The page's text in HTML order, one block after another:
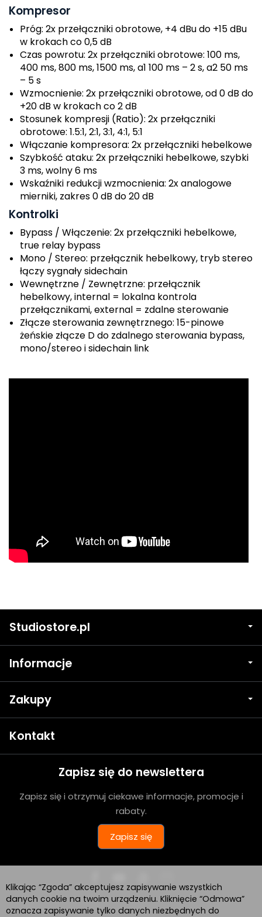
Kompresor
Próg: 2x przełączniki obrotowe, +4 dBu do +15 dBu
w krokach co 0,5 dB
Czas powrotu: 2x przełączniki obrotowe: 100 ms,
400 ms, 800 ms, 1500 ms, a1 100 ms – 2 s, a2 50 ms
– 5 s
Wzmocnienie: 2x przełączniki obrotowe, od 0 dB do
+20 dB w krokach co 2 dB
Stosunek kompresji (Ratio): 2x przełączniki
obrotowe: 1.5:1, 2:1, 3:1, 4:1, 5:1
Włączanie kompresora: 2x przełączniki hebelkowe
Szybkość ataku: 2x przełączniki hebelkowe, szybki
3 ms, wolny 6 ms
Wskaźniki redukcji wzmocnienia: 2x analogowe
mierniki, zakres 0 dB do 20 dB
Kontrolki
Bypass / Włączenie: 2x przełączniki hebelkowe,
true relay bypass
Mono / Stereo: przełącznik hebelkowy, tryb stereo
łączy sygnały sidechain
Wewnętrzne / Zewnętrzne: przełącznik
hebelkowy, internal = lokalna kontrola
przełącznikami, external = zdalne sterowanie
Złącze sterowania zewnętrznego: 15-pinowe
żeńskie złącze D do zdalnego sterowania bypass,
mono/stereo i sidechain link
Studiostore.pl
Informacje
Zakupy
Kontakt
Zapisz się do newslettera
Zapisz się i otrzymuj ciekawe informacje, promocje i
rabaty.
Zapisz się
Klikając “Zgoda” akceptujesz zapisywanie wszystkich
danych cookie na twoim urządzeniu. Kliknięcie “Odmowa”
oznacza zapisywanie tylko danych niezbędnych do